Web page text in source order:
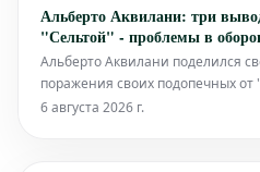
Какута.
Альберто Аквилани: три
"Сельтой" - проблемы в
Альберто Аквилани поделился
поражения своих подопечных от
6 августа 2026 г.